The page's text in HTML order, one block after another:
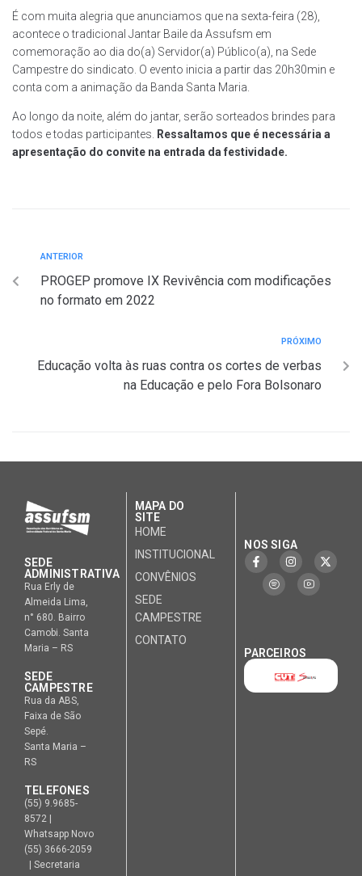
É com muita alegria que anunciamos que na sexta-feira (28),
acontece o tradicional Jantar Baile da Assufsm em
comemoração ao dia do(a) Servidor(a) Público(a), na Sede
Campestre do sindicato. O evento inicia a partir das 20h30min e
conta com a animação da Banda Santa Maria.
Ao longo da noite, além do jantar, serão sorteados brindes para
todos e todas participantes. Ressaltamos que é necessária a
apresentação do convite na entrada da festividade.
ANTERIOR
PROGEP promove IX Revivência com modificações
no formato em 2022
PRÓXIMO
Educação volta às ruas contra os cortes de verbas
na Educação e pelo Fora Bolsonaro
SEDE
ADMINISTRATIVA
Rua Erly de
Almeida Lima,
n° 680. Bairro
Camobi. Santa
Maria – RS
SEDE
CAMPESTRE
Rua da ABS,
Faixa de São
Sepé.
Santa Maria –
RS
TELEFONES
(55) 9.9685-
8572 |
Whatsapp Novo
(55) 3666-2059
| Secretaria
MAPA DO
SITE
HOME
INSTITUCIONAL
CONVÊNIOS
SEDE
CAMPESTRE
CONTATO
NOS SIGA
PARCEIROS